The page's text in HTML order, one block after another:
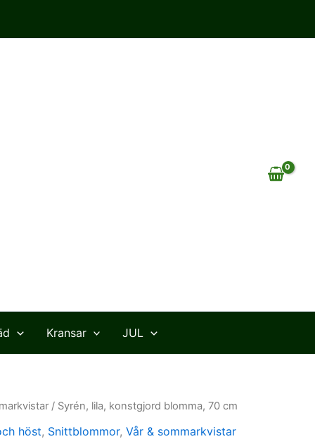
Kransar JUL
/ Syrén, lila, konstgjord blomma, 70 cm
höst, Snittblommor, Vår & sommarkvistar